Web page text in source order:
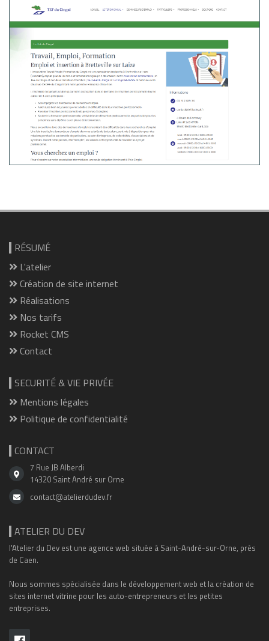
RÉSUMÉ
L'atelier
Création de site internet
Réalisations
Nos tarifs
Rocket CMS
Contact
SECURITÉ & VIE PRIVÉE
Mentions légales
Politique de confidentialité
CONTACT
7 Rue JB Alberdi
14320 Saint André sur Orne
contact@atelierdudev.fr
ATELIER DU DEV
l'Atelier du Dev est une agence web située à Saint-André-sur-Orne, près
de Caen.
Nous sommes spécialisée dans le développement web et la création de
sites internet vitrine pour les auto-entrepreneurs et les petites
entreprises.